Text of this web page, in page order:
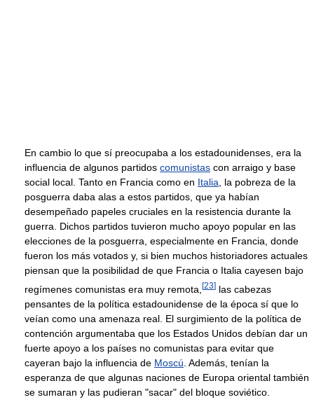
En cambio lo que sí preocupaba a los estadounidenses, era la
influencia de algunos partidos comunistas con arraigo y base
social local. Tanto en Francia como en Italia, la pobreza de la
posguerra daba alas a estos partidos, que ya habían
desempeñado papeles cruciales en la resistencia durante la
guerra. Dichos partidos tuvieron mucho apoyo popular en las
elecciones de la posguerra, especialmente en Francia, donde
fueron los más votados y, si bien muchos historiadores actuales
piensan que la posibilidad de que Francia o Italia cayesen bajo
regímenes comunistas era muy remota, [23] las cabezas
pensantes de la política estadounidense de la época sí que lo
veían como una amenaza real. El surgimiento de la política de
contención argumentaba que los Estados Unidos debían dar un
fuerte apoyo a los países no comunistas para evitar que
cayeran bajo la influencia de Moscú . Además, tenían la
esperanza de que algunas naciones de Europa oriental también
se sumaran y las pudieran "sacar" del bloque soviético.